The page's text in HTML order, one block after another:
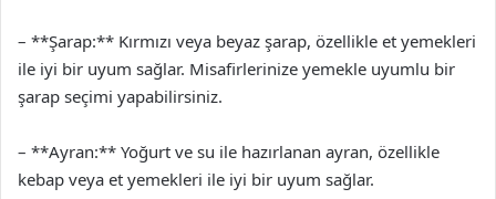
– **Şarap:** Kırmızı veya beyaz şarap, özellikle et yemekleri
ile iyi bir uyum sağlar. Misafirlerinize yemekle uyumlu bir
şarap seçimi yapabilirsiniz.
– **Ayran:** Yoğurt ve su ile hazırlanan ayran, özellikle
kebap veya et yemekleri ile iyi bir uyum sağlar.